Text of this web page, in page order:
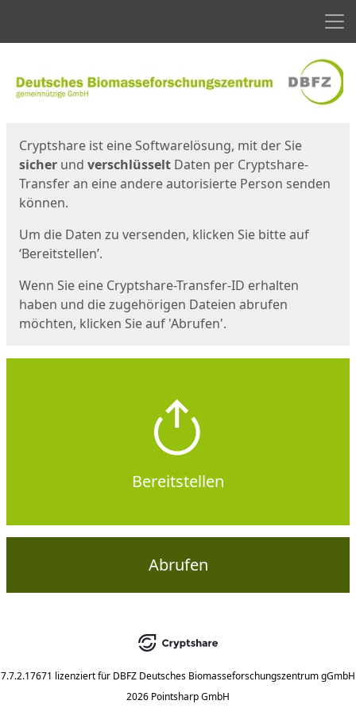
Cryptshare ist eine Softwarelösung, mit der Sie
sicher und verschlüsselt Daten per Cryptshare-
Transfer an eine andere autorisierte Person senden
können.
Um die Daten zu versenden, klicken Sie bitte auf
‘Bereitstellen’.
Wenn Sie eine Cryptshare-Transfer-ID erhalten
haben und die zugehörigen Dateien abrufen
möchten, klicken Sie auf 'Abrufen'.
Bereitstellen
Abrufen
7.7.2.17671 lizenziert für DBFZ Deutsches Biomasseforschungszentrum gGmbH
2026 Pointsharp GmbH